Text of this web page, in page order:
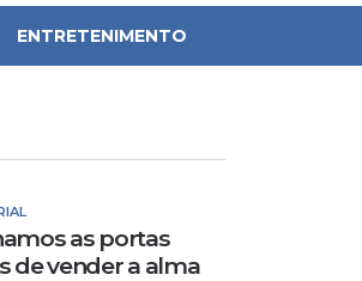
ENTRETENIMENTO
as portas
de vender a alma